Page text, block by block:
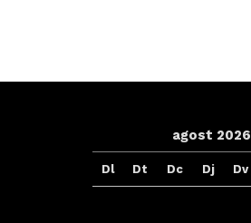
agost 2026
Dl Dt Dc Dj Dv